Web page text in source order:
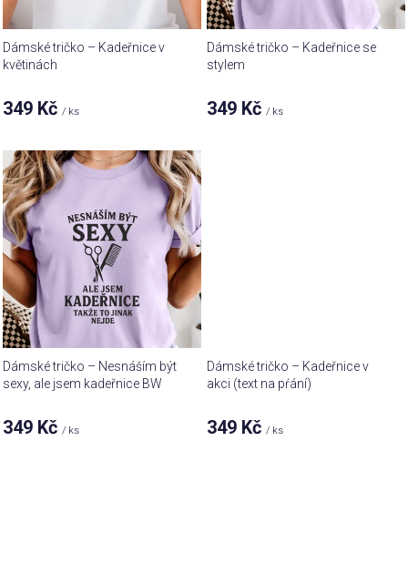
d
u
k
ů
Dámské tričko – Kadeřnice v
květinách
349 Kč/ ks
Dámské tričko – Kadeřnice se
stylem
349 Kč/ ks
Dámské tričko – Nesnáším být
sexy, ale jsem kadeřnice BW
349 Kč/ ks
Dámské tričko – Kadeřnice v
akci (text na pŕání)
349 Kč/ ks